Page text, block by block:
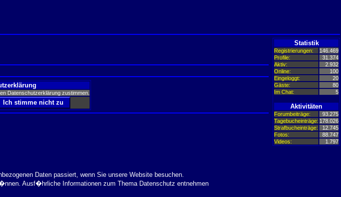
Datenschutzerklärung zustimmen.
Daten passiert, wenn Sie unsere Website besuchen.
Ausf�hrliche Informationen zum Thema Datenschutz entnehmen
Statistik
Registrierungen:
146.469
Profile:
31.374
Aktiv:
2.932
Online:
100
Eingeloggt:
20
Gäste:
80
Im Chat:
5
Aktivitäten
Forumbeiträge:
93.275
Tagebucheinträge: 178.026
Strafbucheinträge:
12.745
Fotos:
88.747
Videos:
1.797